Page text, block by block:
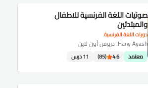
دورات اللغة الفرنسية
صوتيات اللغة الفرنسية للاطفال
والمبتدئين
Hany Ayash. دروس أون لاين
معتمد 4.6
(85) 11 درس